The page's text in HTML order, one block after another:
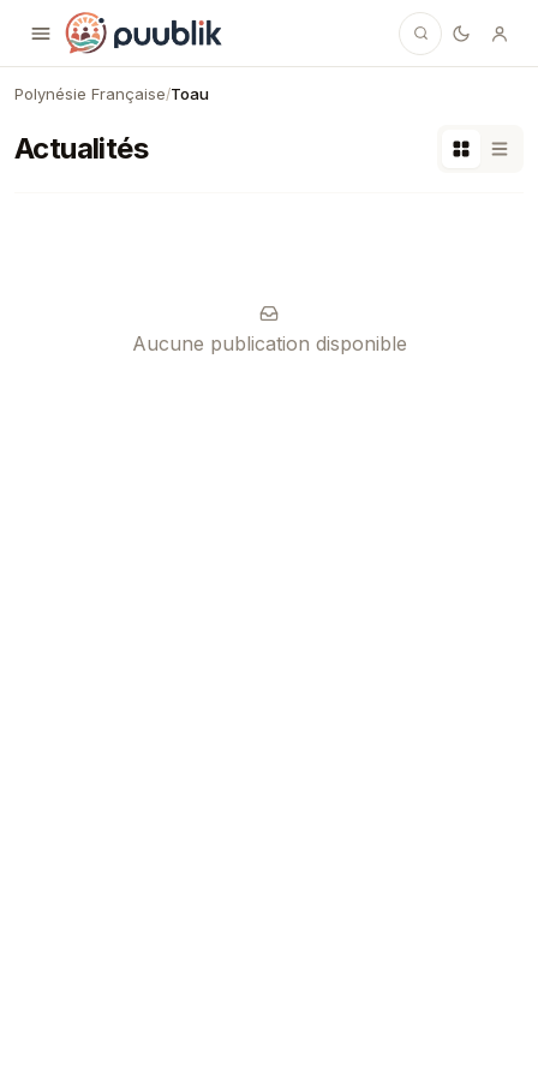
Puublik
Polynésie Française/Toau
Actualités
Aucune publication disponible